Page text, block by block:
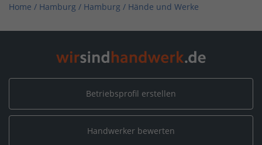
Home / Hamburg / Hamburg / Hände und Werke
Betriebsprofil erstellen
Handwerker bewerten